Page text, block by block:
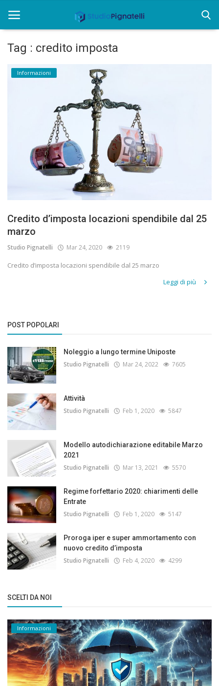
Approfondimenti
Tag : credito imposta
Informazioni
Credito d’imposta locazioni spendibile dal 25
marzo
Studio Pignatelli Mar 24, 2020 2119
Credito d’imposta locazioni spendibile dal 25 marzo
Leggi di più
POST POPOLARI
Noleggio a lungo termine Uniposte
Studio Pignatelli Mar 24, 2022 7605
Attività
Studio Pignatelli Feb 1, 2020 5847
Modello autodichiarazione editabile Marzo
2021
Studio Pignatelli Mar 13, 2021 5570
Regime forfettario 2020: chiarimenti delle
Entrate
Studio Pignatelli Feb 1, 2020 5147
Proroga iper e super ammortamento con
nuovo credito d’imposta
Studio Pignatelli Feb 4, 2020 4299
SCELTI DA NOI
Informazioni